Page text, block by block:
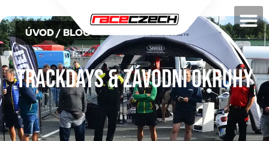
ÚVOD/ BLOG
Trackdays & závodní okruhy